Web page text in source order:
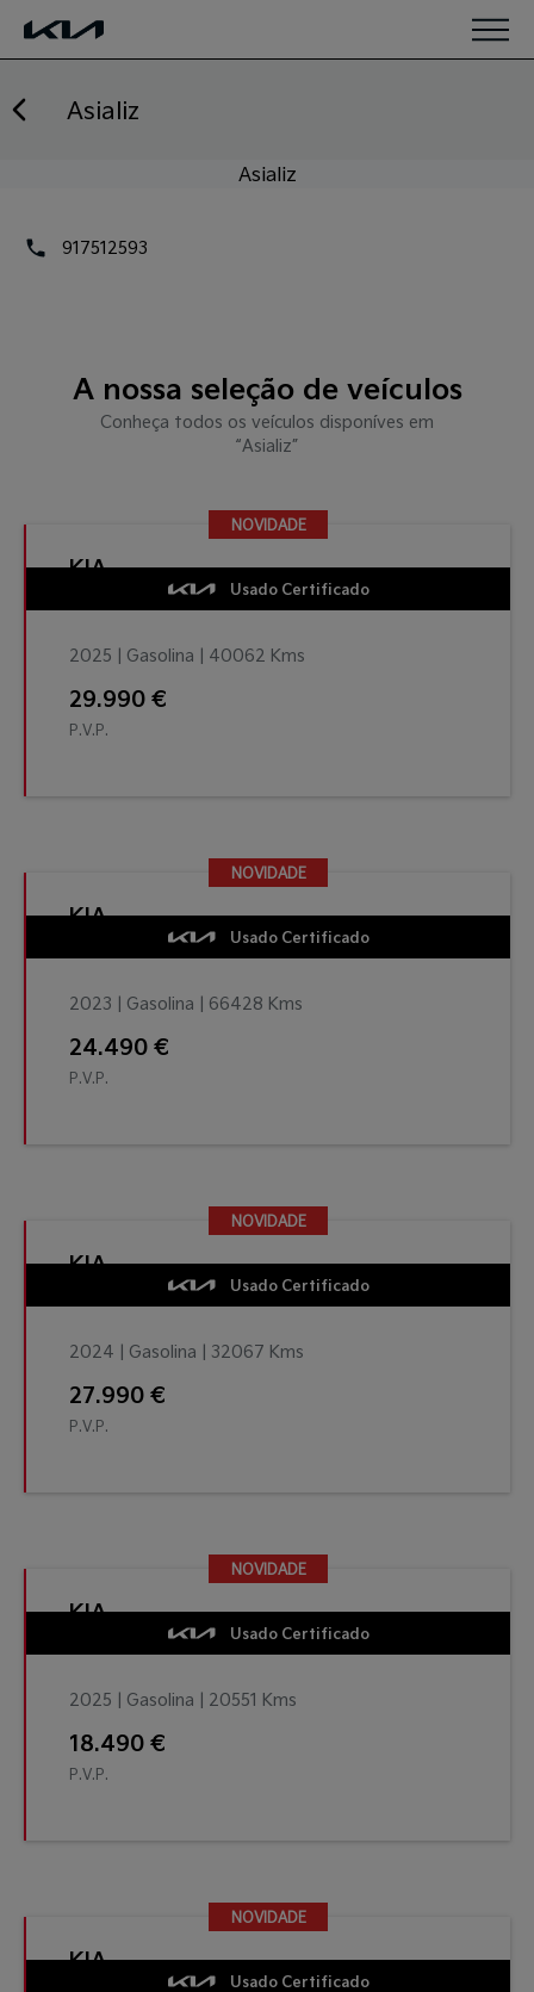
Asializ
Asializ
917512593
A nossa seleção de veículos
Conheça todos os veículos disponíves em
“Asializ”
NOVIDADE
NOVIDADE
KIA
Usado Certificado
2025 | Gasolina | 40062 Kms
29.990 €
P.V.P.
NOVIDADE
NOVIDADE
KIA
Usado Certificado
2023 | Gasolina | 66428 Kms
24.490 €
P.V.P.
NOVIDADE
NOVIDADE
KIA
Usado Certificado
2024 | Gasolina | 32067 Kms
27.990 €
P.V.P.
NOVIDADE
NOVIDADE
KIA
Usado Certificado
2025 | Gasolina | 20551 Kms
18.490 €
P.V.P.
NOVIDADE
NOVIDADE
KIA
Usado Certificado